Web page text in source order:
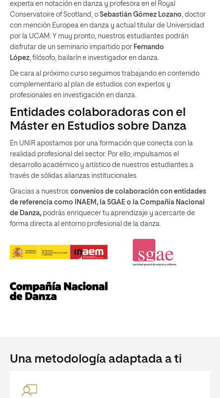
experta en notación en danza y profesora en el Royal
Conservatoire of Scotland, o Sebastián Gómez Lozano, doctor
con mención Europea en danza y actual titular de Universidad
por la UCAM. Y muy pronto, nuestros estudiantes podrán
disfrutar de un seminario impartido por Fernando
López, f ilósofo, bailarín e investigador en danza.
De cara al próximo curso seguimos trabajando en contenido
complementario al plan de estudios con expertos y
profesionales en investigación en danza.
Entidades colaboradoras con el
Máster en Estudios sobre Danza
En UNIR apostamos por una formación que conecta con la
realidad profesional del sector. Por ello, impulsamos el
desarrollo académico y artístico de nuestros estudiantes a
través de sólidas alianzas institucionales.
Gracias a nuestros convenios de colaboración con entidades
de referencia como INAEM, la SGAE o la Compañía Nacional
de Danza, podrás enriquecer tu aprendizaje y acercarte de
forma directa al entorno profesional de la danza.
Una metodología adaptada a ti